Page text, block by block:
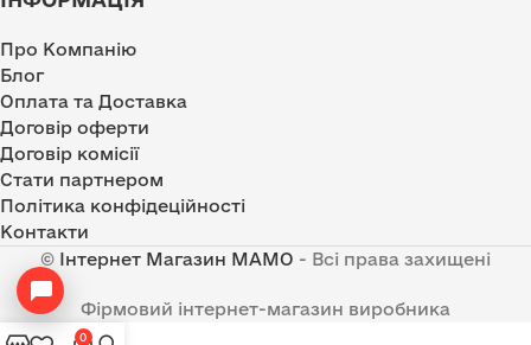
Про Компанію
Блог
Оплата та Доставка
Договір оферти
Договір комісії
Стати партнером
Політика конфідеційності
Контакти
© Інтернет Магазин MAMO - Всі права захищені
Фірмовий інтернет-магазин виробника
0